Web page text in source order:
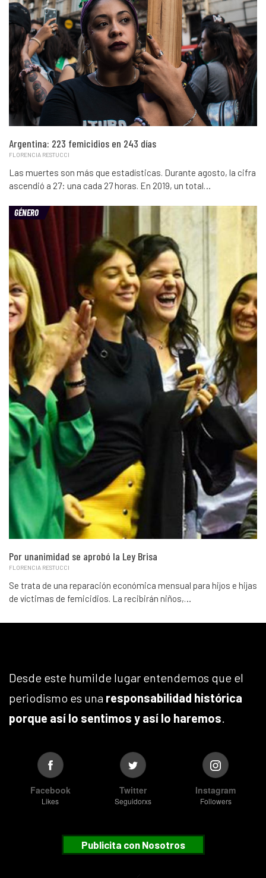
Argentina: 223 femicidios en 243 días
FLORENCIA RESTUCCI
Las muertes son más que estadísticas. Durante agosto, la cifra
ascendió a 27: una cada 27 horas. En 2019, un total…
GÉNERO
Por unanimidad se aprobó la Ley Brisa
FLORENCIA RESTUCCI
Se trata de una reparación económica mensual para hijos e hijas
de víctimas de femicidios. La recibirán niños,…
Desde este humilde lugar entendemos que el
periodismo es una responsabilidad histórica
porque así lo sentimos y así lo haremos.
Facebook
Likes
Twitter
Seguidorxs
Instagram
Followers
Publicita con Nosotros